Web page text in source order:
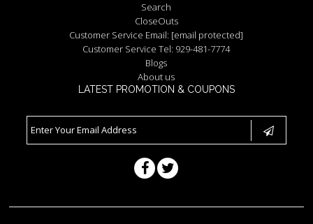
Search
CloseOuts
Customer Service Email: [email protected]
Customer Service Tel: 929-481-7774
Blogs
About us
LATEST PROMOTION & COUPONS